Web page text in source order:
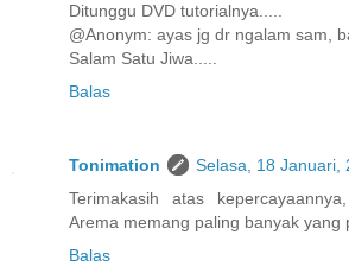
Ditunggu DVD tutorialnya.....
@Anonym: ayas jg dr ngalam sam,
Salam Satu Jiwa.....
Balas
Tonimation
Selasa, 18 Januari,
Terimakasih atas
Arema memang paling banyak yang
Balas